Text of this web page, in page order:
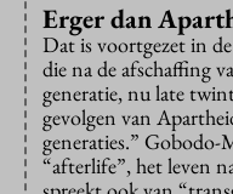
Erger dan
Dat is voortgezet in
die na de afschaffing
generatie, nu late
gevolgen van
generaties.”
“afterlife”, het leven